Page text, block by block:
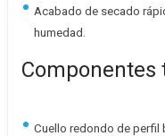
Acabado de secado
humedad.
Componentes
Cuello redondo de perfil